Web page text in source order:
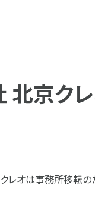
北京ク
レオは事務所移転の